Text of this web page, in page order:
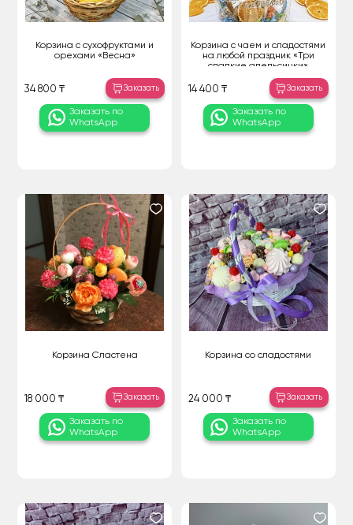
Корзина с сухофруктами и
орехами «Весна»
34 800 ₸ Заказать
Заказать по
WhatsApp
Корзина с чаем и сладостями
на любой праздник «Три
сладкие апельсинки»
14 400 ₸ Заказать
Заказать по
WhatsApp
Корзина Сластена
18 000 ₸ Заказать
Заказать по
WhatsApp
Корзина со сладостями
24 000 ₸ Заказать
Заказать по
WhatsApp